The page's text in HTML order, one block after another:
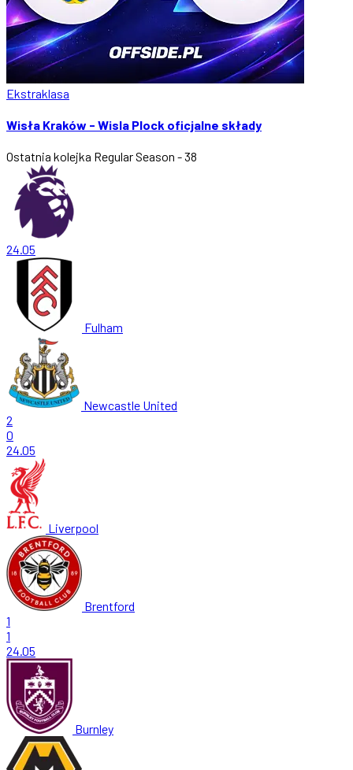
Ekstraklasa
Wisła Kraków - Wisla Plock oficjalne składy
Ostatnia kolejka Regular Season - 38
24.05
Fulham
Newcastle United
2
0
24.05
Liverpool
Brentford
1
1
24.05
Burnley